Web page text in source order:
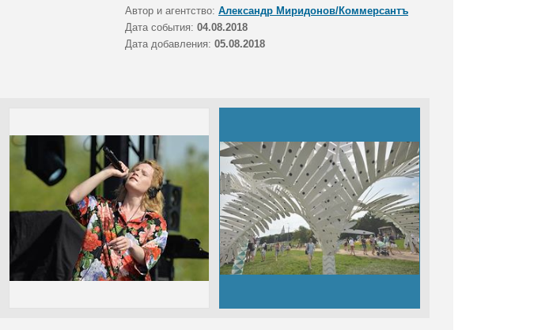
Автор и агентство: Александр Миридонов/Коммерсантъ
Дата события: 04.08.2018
Дата добавления: 05.08.2018